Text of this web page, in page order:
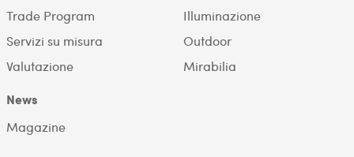
Trade Program
Servizi su misura
Valutazione
Illuminazione
Outdoor
Mirabilia
News
Magazine